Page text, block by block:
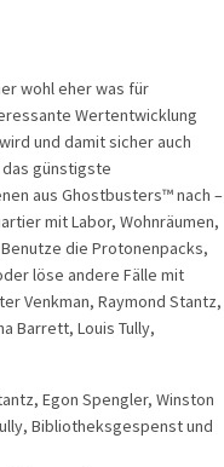
wohl eher was für
Wertentwicklung
und damit sicher auch
günstigste
aus Ghostbusters™ nach –
mit Labor, Wohnräumen,
die Protonenpacks,
löse andere Fälle mit
Venkman, Raymond Stantz,
Barrett, Louis Tully,
Egon Spengler, Winston
Bibliotheksgespenst und